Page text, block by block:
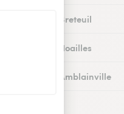
Fleuristes à Breteuil
Fleuristes à Noailles
Fleuristes à Amblainville